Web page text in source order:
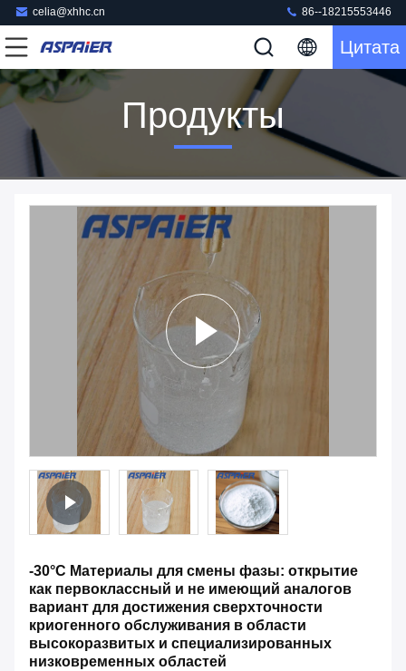
celia@xhhc.cn 86--18215553446
Цитата
Продукты
-30°C Материалы для смены фазы: открытие
как первоклассный и не имеющий аналогов
вариант для достижения сверхточности
криогенного обслуживания в области
высокоразвитых и специализированных
низковременных областей